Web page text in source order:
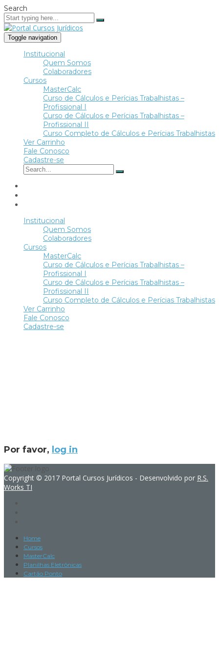
Search
Toggle navigation
Institucional
Quem Somos
Colaboradores
Cursos
MasterCalc
Curso de Cálculos e Perícias Trabalhistas –
Profissional I
Curso de Cálculos e Perícias Trabalhistas –
Profissional II
Curso Completo de Cálculos e Perícias Trabalhistas
Ver Carrinho
Fale Conosco
Cadastre-se
Institucional
Quem Somos
Colaboradores
Cursos
MasterCalc
Curso de Cálculos e Perícias Trabalhistas –
Profissional I
Curso de Cálculos e Perícias Trabalhistas –
Profissional II
Curso Completo de Cálculos e Perícias Trabalhistas
Ver Carrinho
Fale Conosco
Cadastre-se
Por favor, log in
Copyright © 2017 Portal Cursos Jurídicos - Desenvolvido por R.S.
Works TI
Home
Cursos
MasterCalc
Planilhas Eletrônicas
Cartão Ponto